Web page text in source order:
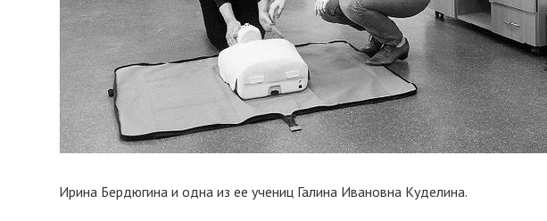
Ирина Бердюгина и одна из ее учениц Галина Ивановна Куделина.